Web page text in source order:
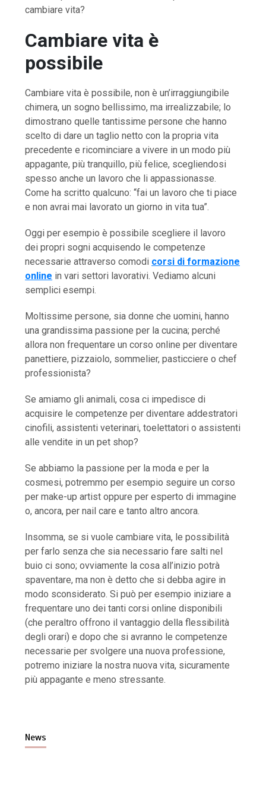
cambiare vita?
Cambiare vita è
possibile
Cambiare vita è possibile, non è un’irraggiungibile
chimera, un sogno bellissimo, ma irrealizzabile; lo
dimostrano quelle tantissime persone che hanno
scelto di dare un taglio netto con la propria vita
precedente e ricominciare a vivere in un modo più
appagante, più tranquillo, più felice, scegliendosi
spesso anche un lavoro che li appassionasse.
Come ha scritto qualcuno: “fai un lavoro che ti piace
e non avrai mai lavorato un giorno in vita tua”.
Oggi per esempio è possibile scegliere il lavoro
dei propri sogni acquisendo le competenze
necessarie attraverso comodi corsi di formazione
online in vari settori lavorativi. Vediamo alcuni
semplici esempi.
Moltissime persone, sia donne che uomini, hanno
una grandissima passione per la cucina; perché
allora non frequentare un corso online per diventare
panettiere, pizzaiolo, sommelier, pasticciere o chef
professionista?
Se amiamo gli animali, cosa ci impedisce di
acquisire le competenze per diventare addestratori
cinofili, assistenti veterinari, toelettatori o assistenti
alle vendite in un pet shop?
Se abbiamo la passione per la moda e per la
cosmesi, potremmo per esempio seguire un corso
per make-up artist oppure per esperto di immagine
o, ancora, per nail care e tanto altro ancora.
Insomma, se si vuole cambiare vita, le possibilità
per farlo senza che sia necessario fare salti nel
buio ci sono; ovviamente la cosa all’inizio potrà
spaventare, ma non è detto che si debba agire in
modo sconsiderato. Si può per esempio iniziare a
frequentare uno dei tanti corsi online disponibili
(che peraltro offrono il vantaggio della flessibilità
degli orari) e dopo che si avranno le competenze
necessarie per svolgere una nuova professione,
potremo iniziare la nostra nuova vita, sicuramente
più appagante e meno stressante.
News